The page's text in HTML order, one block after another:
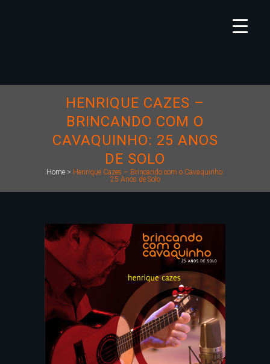
HENRIQUE CAZES –
BRINCANDO COM O
CAVAQUINHO: 25 ANOS
DE SOLO
Home> Henrique Cazes – Brincando com o Cavaquinho:
25 Anos de Solo